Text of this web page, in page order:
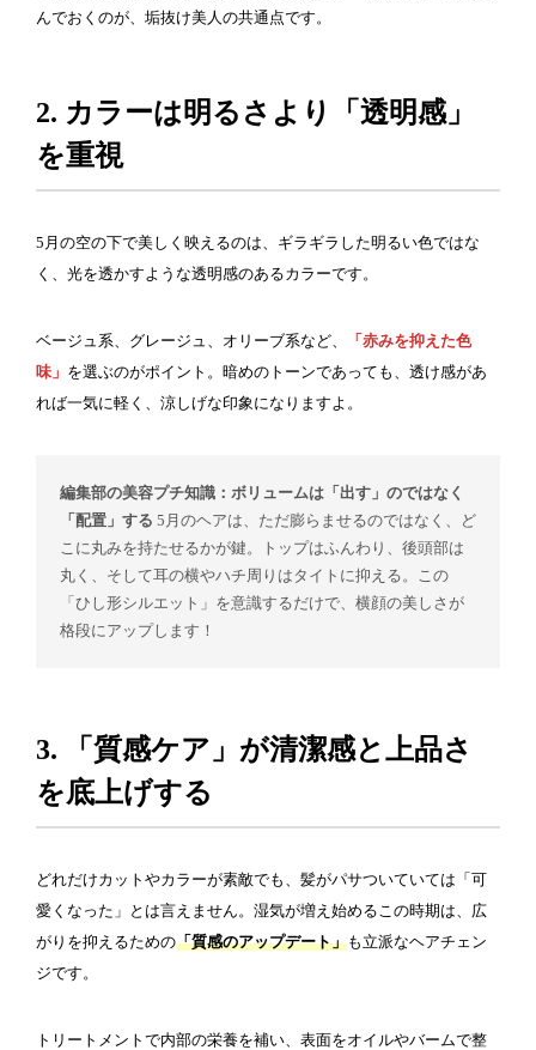
んでおくのが、垢抜け美人の共通点です。
2. カラーは明るさより「透明感」
を重視
5月の空の下で美しく映えるのは、ギラギラした明るい色ではな
く、光を透かすような透明感のあるカラーです。
ベージュ系、グレージュ、オリーブ系など、
「赤みを抑えた色
味」 を選ぶのがポイント。暗めのトーンであっても、透け感があ
れば一気に軽く、涼しげな印象になりますよ。
編集部の美容プチ知識：ボリュームは「出す」のではなく
「配置」する 5月のヘアは、ただ膨らませるのではなく、ど
こに丸みを持たせるかが鍵。トップはふんわり、後頭部は
丸く、そして耳の横やハチ周りはタイトに抑える。この
「ひし形シルエット」を意識するだけで、横顔の美しさが
格段にアップします！
3. 「質感ケア」が清潔感と上品さ
を底上げする
どれだけカットやカラーが素敵でも、髪がパサついていては「可
愛くなった」とは言えません。湿気が増え始めるこの時期は、広
がりを抑えるための「質感のアップデート」も立派なヘアチェン
ジです。
トリートメントで内部の栄養を補い、表面をオイルやバームで整